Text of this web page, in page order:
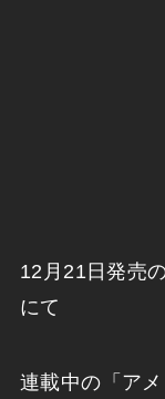
12月21日発売
にて
連載中の「ア